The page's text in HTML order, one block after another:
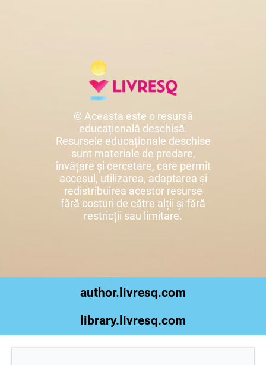
© Aceasta este o resursă
educațională deschisă.
Resursele educaționale deschise
sunt materiale de predare,
învățare și cercetare, care permit
accesul, utilizarea, adaptarea și
redistribuirea acestor resurse
fără costuri de către alții și fără
restricții sau limitare.
author.livresq.com
library.livresq.com